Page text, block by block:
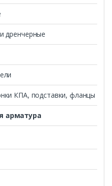
дренчерные
КПА, подставки, фланцы
арматура